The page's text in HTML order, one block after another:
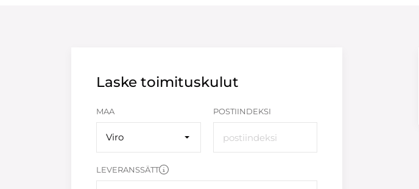
Laske toimituskulut
MAA
Viro
POSTIINDEKSI
LEVERANSSÄTT